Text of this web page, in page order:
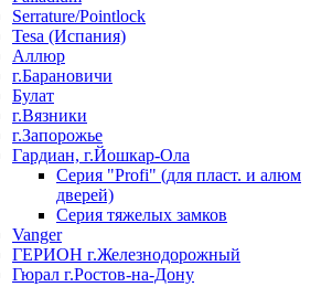
Serrature/Pointlock
Tesa (Испания)
Аллюр
г.Барановичи
Булат
г.Вязники
г.Запорожье
Гардиан, г.Йошкар-Ола
Серия "Profi" (для пласт. и алюм
дверей)
Серия тяжелых замков
Vanger
ГЕРИОН г.Железнодорожный
Гюрал г.Ростов-на-Дону